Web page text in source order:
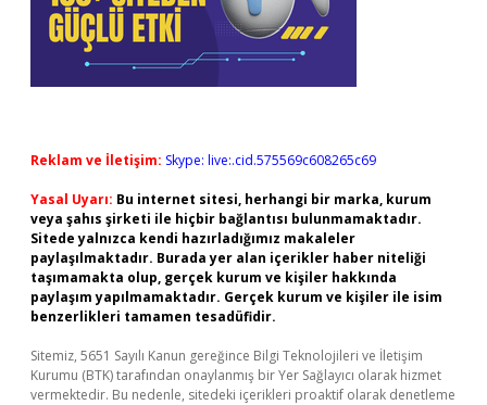
Reklam ve İletişim: Skype: live:.cid.575569c608265c69
Yasal Uyarı: Bu internet sitesi, herhangi bir marka, kurum
veya şahıs şirketi ile hiçbir bağlantısı bulunmamaktadır.
Sitede yalnızca kendi hazırladığımız makaleler
paylaşılmaktadır. Burada yer alan içerikler haber niteliği
taşımamakta olup, gerçek kurum ve kişiler hakkında
paylaşım yapılmamaktadır. Gerçek kurum ve kişiler ile isim
benzerlikleri tamamen tesadüfidir.
Sitemiz, 5651 Sayılı Kanun gereğince Bilgi Teknolojileri ve İletişim
Kurumu (BTK) tarafından onaylanmış bir Yer Sağlayıcı olarak hizmet
vermektedir. Bu nedenle, sitedeki içerikleri proaktif olarak denetleme